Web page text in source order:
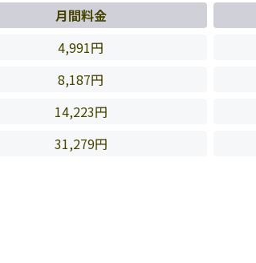
月間料金
4,991円
8,187円
14,223円
31,279円